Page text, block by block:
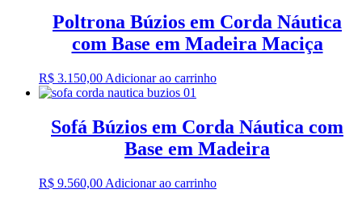
Poltrona Búzios em Corda Náutica
com Base em Madeira Maciça
R$ 3.150,00 Adicionar ao carrinho
Sofá Búzios em Corda Náutica com
Base em Madeira
R$ 9.560,00 Adicionar ao carrinho